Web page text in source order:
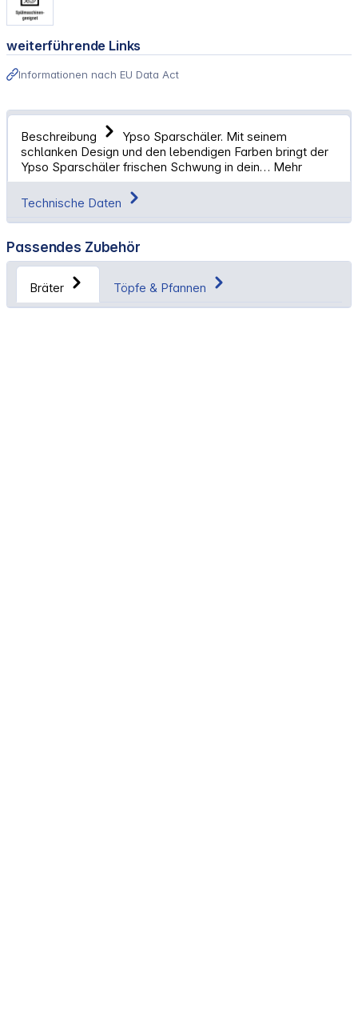
weiterführende Links
Informationen nach EU Data Act
Beschreibung
Ypso Sparschäler. Mit seinem
schlanken Design und den lebendigen Farben bringt der
Ypso Sparschäler frischen Schwung in dein… Mehr
Technische Daten
Passendes Zubehör
Bräter Töpfe & Pfannen